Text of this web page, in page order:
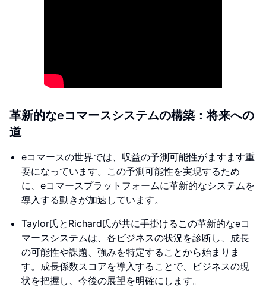
革新的なeコマースシステムの構築：将来への
道
eコマースの世界では、収益の予測可能性がますます重
要になっています。この予測可能性を実現するため
に、eコマースプラットフォームに革新的なシステムを
導入する動きが加速しています。
Taylor氏とRichard氏が共に手掛けるこの革新的なeコ
マースシステムは、各ビジネスの状況を診断し、成長
の可能性や課題、強みを特定することから始まりま
す。成長係数スコアを導入することで、ビジネスの現
状を把握し、今後の展望を明確にします。